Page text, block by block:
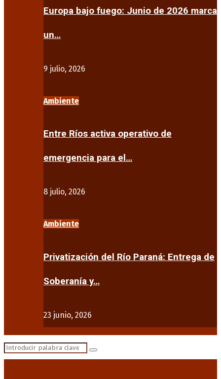
Europa bajo fuego: Junio de 2026 marca
un…
9 julio, 2026
Ambiente
Entre Ríos activa operativo de
emergencia para el…
8 julio, 2026
Ambiente
Privatización del Río Paraná: Entrega de
Soberanía y…
23 junio, 2026
Search
Search